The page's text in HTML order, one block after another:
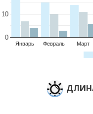
Январь Февраль Март
0
10